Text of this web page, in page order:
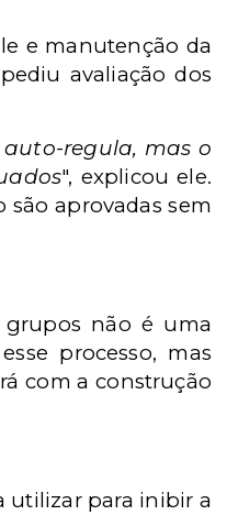
e manutenção da
avaliação dos
regula, mas o
", explicou ele.
aprovadas sem
grupos não é uma
processo, mas
com a construção
utilizar para inibir a